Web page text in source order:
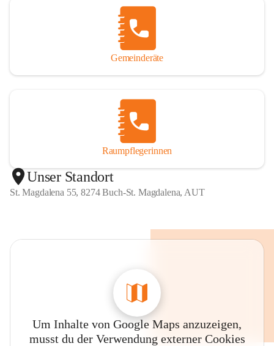
Gemeinderäte
Raumpflegerinnen
Unser Standort
St. Magdalena 55, 8274 Buch-St. Magdalena, AUT
Um Inhalte von Google Maps anzuzeigen,
musst du der Verwendung externer Cookies